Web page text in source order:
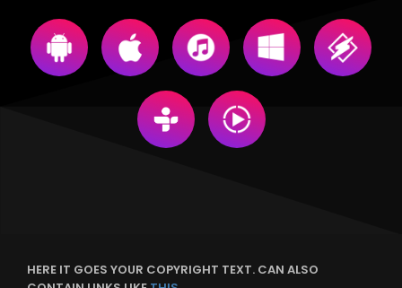
HERE IT GOES YOUR COPYRIGHT TEXT. CAN ALSO